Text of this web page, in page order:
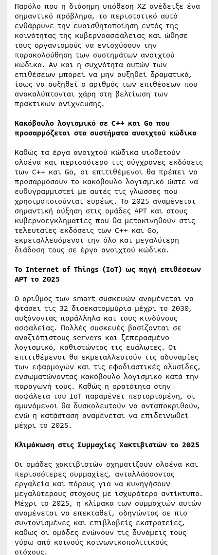
Παρόλο που η διάσημη υπόθεση XZ ανέδειξε ένα
σημαντικό πρόβλημα, το περιστατικό αυτό
ενθάρρυνε την ευαισθητοποίηση εντός της
κοινότητας της κυβερνοασφάλειας και ώθησε
τους οργανισμούς να ενισχύσουν την
παρακολούθηση των συστημάτων ανοιχτού
κώδικα. Αν και η συχνότητα αυτών των
επιθέσεων μπορεί να μην αυξηθεί δραματικά,
ίσως να αυξηθεί ο αριθμός των επιθέσεων που
ανακαλύπτονται χάρη στη βελτίωση των
πρακτικών ανίχνευσης.
Κακόβουλο λογισμικό σε C++ και Go που
προσαρμόζεται στα συστήματα ανοιχτού κώδικα
Καθώς τα έργα ανοιχτού κώδικα υιοθετούν
ολοένα και περισσότερο τις σύγχρονες εκδόσεις
των C++ και Go, οι επιτιθέμενοι θα πρέπει να
προσαρμόσουν το κακόβουλο λογισμικό ώστε να
ευθυγραμμιστεί με αυτές τις γλώσσες που
χρησιμοποιούνται ευρέως. Το 2025 αναμένεται
σημαντική αύξηση στις ομάδες APT και στους
κυβερνοεγκληματίες που θα μετακινηθούν στις
τελευταίες εκδόσεις των C++ και Go,
εκμεταλλευόμενοι την όλο και μεγαλύτερη
διάδοση τους σε έργα ανοιχτού κώδικα.
Το Internet of Things (IoT) ως πηγή επιθέσεων
APT το 2025
Ο αριθμός των smart συσκευών αναμένεται να
φτάσει τις 32 δισεκατομμύρια μέχρι το 2030,
αυξάνοντας παράλληλα και τους κινδύνους
ασφαλείας. Πολλές συσκευές βασίζονται σε
αναξιόπιστους servers και ξεπερασμένο
λογισμικό, καθιστώντας τις ευάλωτες. Οι
επιτιθέμενοι θα εκμεταλλευτούν τις αδυναμίες
των εφαρμογών και τις εφοδιαστικές αλυσίδες,
ενσωματώνοντας κακόβουλο λογισμικό κατά την
παραγωγή τους. Καθώς η ορατότητα στην
ασφάλεια του IoT παραμένει περιορισμένη, οι
αμυνόμενοι θα δυσκολευτούν να ανταποκριθούν,
ενώ η κατάσταση αναμένεται να επιδεινωθεί
μέχρι το 2025.
Κλιμάκωση στις Συμμαχίες Χακτιβιστών το 2025
Οι ομάδες χακτιβιστών σχηματίζουν ολοένα και
περισσότερες συμμαχίες, ανταλλάσσοντας
εργαλεία και πόρους για να κυνηγήσουν
μεγαλύτερους στόχους με ισχυρότερο αντίκτυπο.
Μέχρι το 2025, η κλίμακα των συμμαχιών αυτών
αναμένεται να επεκταθεί, οδηγώντας σε πιο
συντονισμένες και επιβλαβείς εκστρατείες,
καθώς οι ομάδες ενώνουν τις δυνάμεις τους
γύρω από κοινούς κοινωνικοπολιτικούς
στόχους.